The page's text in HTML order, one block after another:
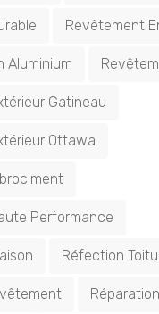
Revêtement
Aluminium
Gatineau
Ottawa
Performance
Réfection